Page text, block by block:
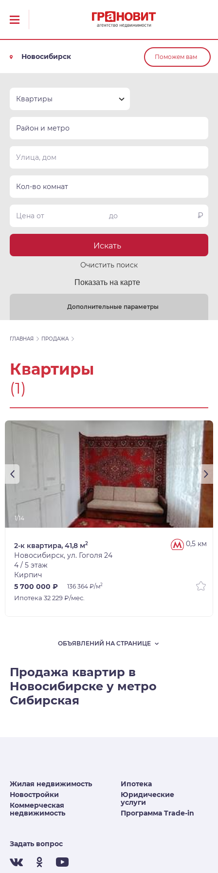
Новосибирск Поможем вам
Квартиры
Район и метро
Кол-во комнат
₽
Искать
Очистить поиск
Показать на карте
Дополнительные параметры
ГЛАВНАЯ ПРОДАЖА
Квартиры
(1)
1/14
0,5 км
2-к квартира, 41,8 м2
Новосибирск, ул. Гоголя 24
4 / 5 этаж
Кирпич
5 700 000 ₽
136 364 ₽/м2
Ипотека 32 229 ₽/мес.
ОБЪЯВЛЕНИЙ НА СТРАНИЦЕ
Продажа квартир в
Новосибирске у метро
Сибирская
Жилая недвижимость
Новостройки
Коммерческая
недвижимость
Ипотека
Юридические
услуги
Программа Trade-in
Задать вопрос